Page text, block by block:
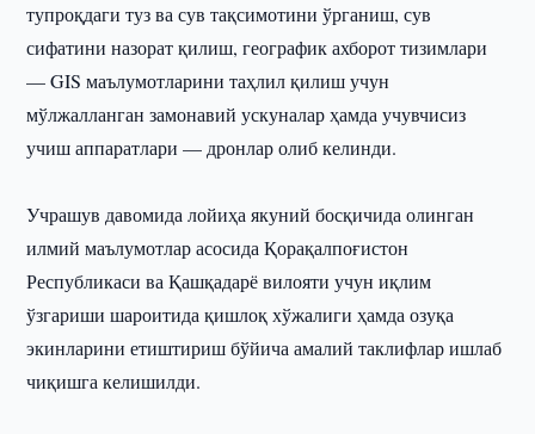
тупроқдаги туз ва сув тақсимотини ўрганиш, сув
сифатини назорат қилиш, географик ахборот тизимлари
— GIS маълумотларини таҳлил қилиш учун
мўлжалланган замонавий ускуналар ҳамда учувчисиз
учиш аппаратлари — дронлар олиб келинди.
Учрашув давомида лойиҳа якуний босқичида олинган
илмий маълумотлар асосида Қорақалпоғистон
Республикаси ва Қашқадарё вилояти учун иқлим
ўзгариши шароитида қишлоқ хўжалиги ҳамда озуқа
экинларини етиштириш бўйича амалий таклифлар ишлаб
чиқишга келишилди.